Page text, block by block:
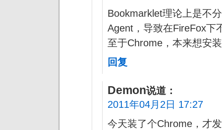
Bookmarklet理论上是不
Agent，导致在FireFox下
至于Chrome，本来想安
回复
Demon说道：
2011年04月2日 17:27
今天装了个Chrome，才